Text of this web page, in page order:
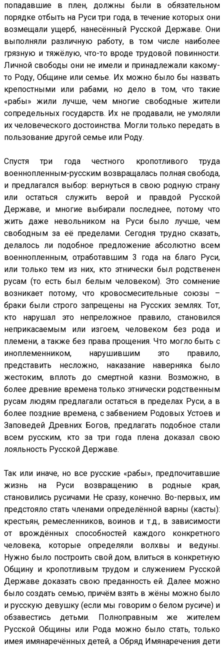
попадавшие в плен, должны были в обязательном
порядке отбыть на Руси три года, в течение которых они
возмещали ущерб, нанесённый Русской Державе. Они
выполняли различную работу, в том числе наиболее
грязную и тяжёлую, что-то вроде трудовой повинности.
Личной свободы они не имели и принадлежали какому-
то Роду, Общине или семье. Их можно было бы назвать
крепостными или рабами, но дело в том, что такие
«рабы» жили лучше, чем многие свободные жители
сопредельных государств. Их не продавали, не умоляли
их человеческого достоинства. Могли только передать в
пользование другой семье или Роду.
Спустя три года честного кропотливого труда
военнопленным-русским возвращалась полная свобода,
и предлагался выбор: вернуться в свою родную страну
или остаться служить верой и правдой Русской
Державе, и многие выбирали последнее, потому что
жить даже невольником на Руси было лучше, чем
свободным за её пределами. Сегодня трудно сказать,
делалось ли подобное предложение абсолютно всем
военнопленным, отработавшим 3 года на благо Руси,
или только тем из них, кто этнически был родственен
русам (то есть был белым человеком). Это сомнение
возникает потому, что кровосмесительные союзы –
браки были строго запрещены на Русских землях. Тот,
кто нарушал это непреложное правило, становился
неприкасаемым или изгоем, человеком без рода и
племени, а также без права прощения. Что могло быть с
иноплеменником, нарушившим это правило,
представить несложно, наказание наверняка было
жестоким, вплоть до смертной казни. Возможно, в
более древние времена только этнически родственным
русам людям предлагали остаться в пределах Руси, а в
более поздние времена, с забвением Родовых Устоев и
Заповедей Древних Богов, предлагать подобное стали
всем русским, кто за три года плена доказал свою
лояльность Русской Державе.
Так или иначе, но все русские «рабы», предпочитавшие
жизнь на Руси возвращению в родные края,
становились русичами. Не сразу, конечно. Во-первых, им
предстояло стать членами определённой варны (касты):
крестьян, ремесленников, воинов и т.д., в зависимости
от врождённых способностей каждого конкретного
человека, которые определяли волхвы и ведуны.
Нужно было построить свой дом, влиться в конкретную
Общину и кропотливым трудом и служением Русской
Державе доказать свою преданность ей. Далее можно
было создать семью, причём взять в жёны можно было
и русскую девушку (если мы говорим о белом русиче) и
обзавестись детьми. Полноправным же жителем
Русской Общины или Рода можно было стать, только
имея имянаречённых детей, а Обряд Имянаречения дети